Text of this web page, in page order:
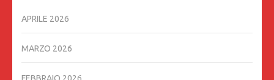
APRILE 2026
MARZO 2026
FEBBRAIO 2026